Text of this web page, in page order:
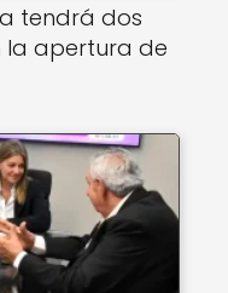
tendrá dos
la apertura de